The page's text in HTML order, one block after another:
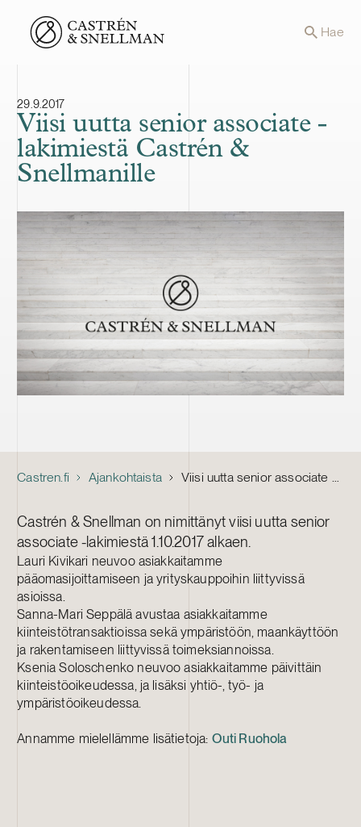
Front page Hae
29.9.2017
Viisi uutta senior associate -
lakimiestä Castrén &
Snellmanille
Castren.fi Ajankohtaista Viisi uutta senior associate -lakimiestä Castrén & Snellmanille
Castrén & Snellman on nimittänyt viisi uutta senior
associate -lakimiestä 1.10.2017 alkaen.
Lauri Kivikari neuvoo asiakkaitamme
pääomasijoittamiseen ja yrityskauppoihin liittyvissä
asioissa.
Sanna-Mari Seppälä avustaa asiakkaitamme
kiinteistötransaktioissa sekä ympäristöön, maankäyttöön
ja rakentamiseen liittyvissä toimeksiannoissa.
Ksenia Soloschenko neuvoo asiakkaitamme päivittäin
kiinteistöoikeudessa, ja lisäksi yhtiö-, työ- ja
ympäristöoikeudessa.
Annamme mielellämme lisätietoja: Outi Ruohola